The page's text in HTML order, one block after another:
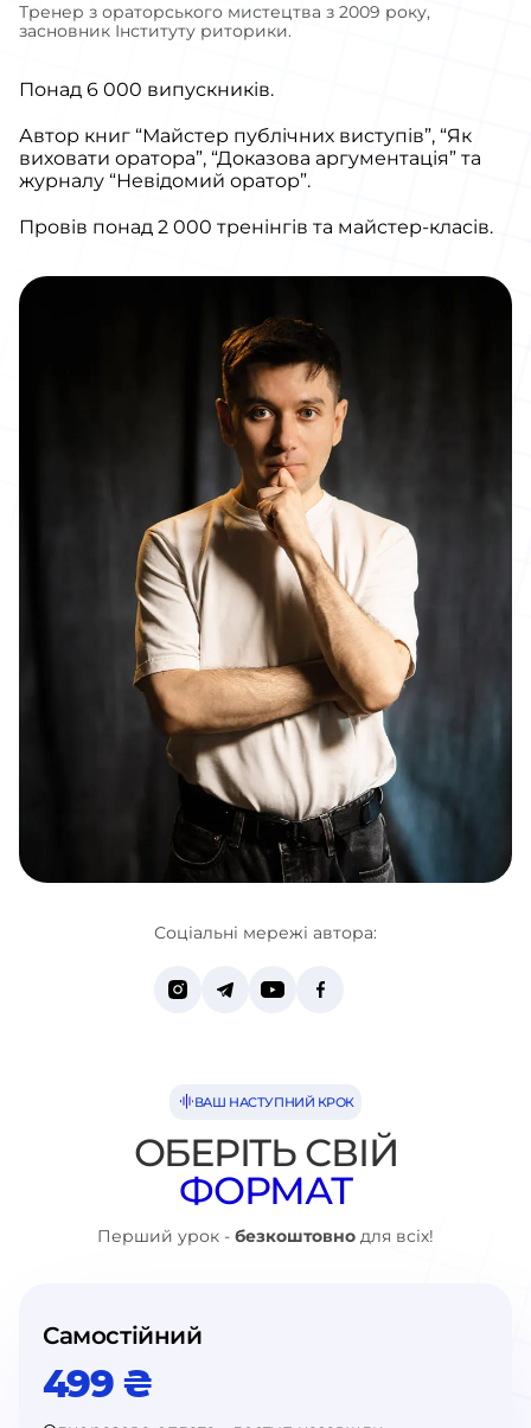
Тренер з ораторського мистецтва з 2009 року,
засновник Інституту риторики.
Понад 6 000 випускників.
Автор книг “Майстер публічних виступів”, “Як
виховати оратора”, “Доказова аргументація” та
журналу “Невідомий оратор”.
Провів понад 2 000 тренінгів та майстер-класів.
Соціальні мережі автора:
ВАШ НАСТУПНИЙ КРОК
ОБЕРІТЬ СВІЙ
ФОРМАТ
Перший урок - безкоштовно для всіх!
Самостійний
499 ₴